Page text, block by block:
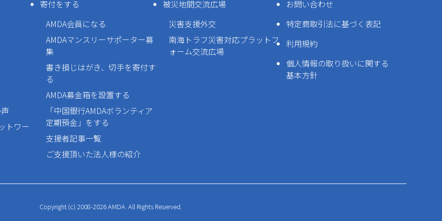
トワー
寄付をする
AMDA会員になる
AMDAマンスリーサポーター募
集
書き損じはがき、切手を寄付す
る
AMDA募金箱を設置する
「中国銀行AMDAボランティア
定期預金」をする
支援者記事一覧
ご支援頂いた法人様の紹介
被災地間交流広場
災害支援外交
南海トラフ災害対応プラットフ
ォーム交流広場
お問い合わせ
特定商取引法に基づく表記
利用規約
個人情報の取り扱いに関する
基本方針
Copyright (c) 2008-2026 AMDA. All Rights Reserved.